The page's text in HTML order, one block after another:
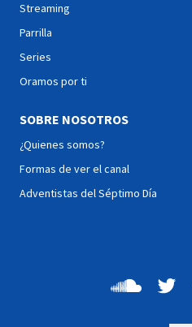
presenta una bello canto
que te prondrán en sintonía
Disfrútalas y compártelas!
ello en cada episodio 2
concursantes harán su
sorprender a los jueces con
¡Definitivamente tú... y
amigos!
Streaming
Parrilla
Series
Oramos por ti
SOBRE NOSOTROS
¿Quienes somos?
Formas de ver el canal
Adventistas del Séptimo Día